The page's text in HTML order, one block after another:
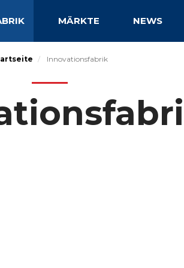
MÄRKTE NEWS
Innovationsfabrik